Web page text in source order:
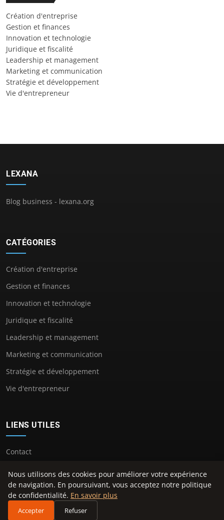
Création d'entreprise
Gestion et finances
Innovation et technologie
Juridique et fiscalité
Leadership et management
Marketing et communication
Stratégie et développement
Vie d'entrepreneur
LEXANA
Blog business - lexana.org
CATÉGORIES
Création d'entreprise
Gestion et finances
Innovation et technologie
Juridique et fiscalité
Leadership et management
Marketing et communication
Stratégie et développement
Vie d'entrepreneur
LIENS UTILES
Contact
© 2026 Lexana. Tous droits réservés.
À propos Mentions légales
Nous utilisons des cookies pour améliorer votre expérience
de navigation. En poursuivant, vous acceptez notre politique
de confidentialité. En savoir plus
Accepter Refuser